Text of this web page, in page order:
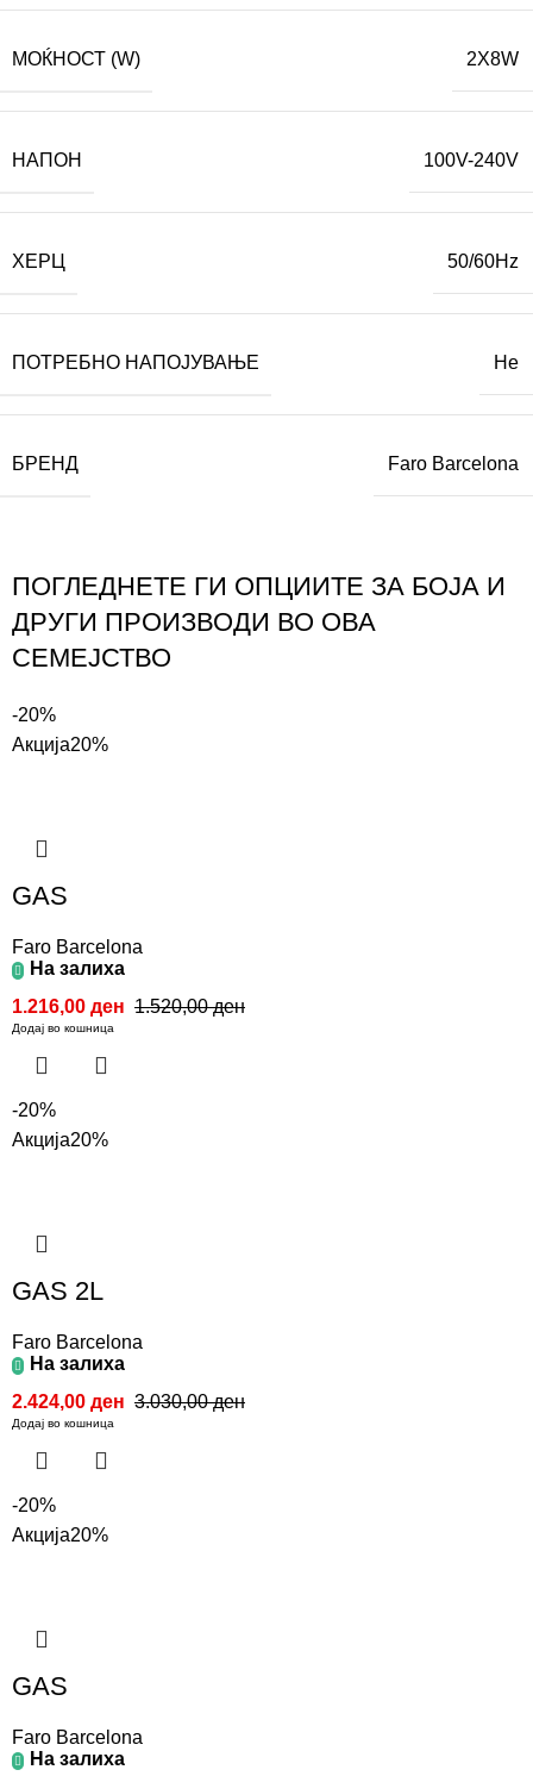
МОЌНОСТ (W) 2X8W
НАПОН 100V-240V
ХЕРЦ 50/60Hz
ПОТРЕБНО НАПОЈУВАЊЕ Не
БРЕНД Faro Barcelona
ПОГЛЕДНЕТЕ ГИ ОПЦИИТЕ ЗА БОЈА И
ДРУГИ ПРОИЗВОДИ ВО ОВА
СЕМЕЈСТВО
-20%
Акција20%
GAS
Faro Barcelona
На залиха
1.520,00ден
1.216,00 ден
Додај во кошница
-20%
Акција20%
GAS 2L
Faro Barcelona
На залиха
3.030,00ден
2.424,00 ден
Додај во кошница
-20%
Акција20%
GAS
Faro Barcelona
На залиха